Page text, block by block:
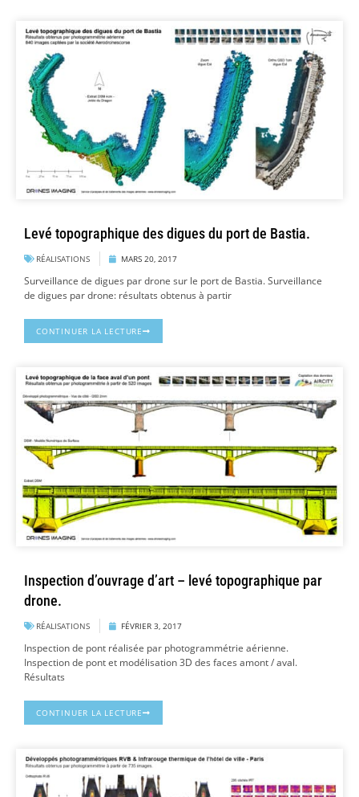
Levé topographique des digues du port de Bastia.
RÉALISATIONS MARS 20, 2017
Surveillance de digues par drone sur le port de Bastia. Surveillance
de digues par drone: résultats obtenus à partir
CONTINUER LA LECTURE
Inspection d’ouvrage d’art – levé topographique par
drone.
RÉALISATIONS FÉVRIER 3, 2017
Inspection de pont réalisée par photogrammétrie aérienne.
Inspection de pont et modélisation 3D des faces amont / aval.
Résultats
CONTINUER LA LECTURE